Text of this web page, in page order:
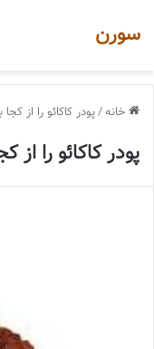
سورن
خانه/پودر کاکائو را از
پودر کاکائو را از